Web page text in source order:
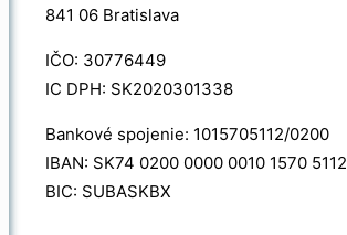
841 06 Bratislava
IČO: 30776449
IC DPH: SK2020301338
Bankové spojenie: 1015705112/0200
IBAN: SK74 0200 0000 0010 1570 5112
BIC: SUBASKBX